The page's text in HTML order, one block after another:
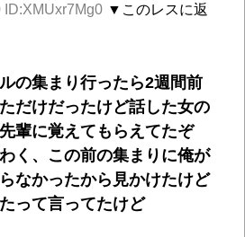
ID:XMUxr7Mg0 ▼このレスに返
の集まり行ったら2週間前
だけだったけど話した女の
輩に覚えてもらえてたぞ
く、この前の集まりに俺が
なかったから見かけたけど
って言ってたけど